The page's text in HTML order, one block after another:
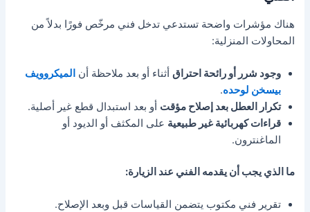
هناك مؤشرات واضحة تستدعي تدخل فني مرخّص فورًا بدلاً من
المحاولات المنزلية:
وجود شرر أو رائحة احتراق أثناء أو بعد ملاحظة أن الميكروويف
بيسخن لوحده.
تكرار العطل بعد إصلاح مؤقت أو بعد استبدال قطع غير أصلية.
قراءات كهربائية غير طبيعية على المكثف أو الديود أو
الماغنترون.
ما الذي يجب أن يقدمه الفني عند الزيارة:
تقرير فني مكتوب يتضمن القياسات قبل وبعد الإصلاح.